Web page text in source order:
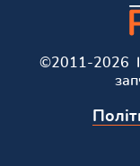
©2011-2026